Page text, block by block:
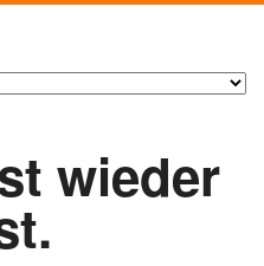
wieder